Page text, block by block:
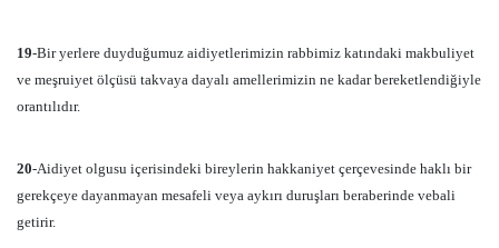
19-Bir yerlere duyduğumuz aidiyetlerimizin rabbimiz katındaki makbuliyet
ve meşruiyet ölçüsü takvaya dayalı amellerimizin ne kadar bereketlendiğiyle
orantılıdır.
20-Aidiyet olgusu içerisindeki bireylerin hakkaniyet çerçevesinde haklı bir
gerekçeye dayanmayan mesafeli veya aykırı duruşları beraberinde vebali
getirir.